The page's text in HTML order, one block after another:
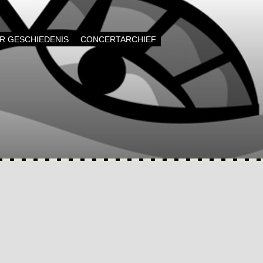
GESCHIEDENIS CONCERTARCHIEF